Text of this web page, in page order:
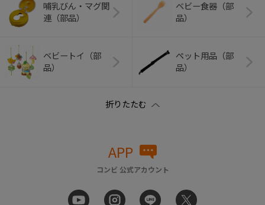
哺乳びん・マグ関
連（部品）
ベビー食器（部
品）
ベビートイ（部
品）
ペット用品（部
品）
APP
コンビ 公式アカウント